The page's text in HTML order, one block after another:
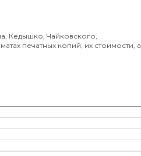
Кедышко, Чайковского,
печатных копий, их стоимости, а